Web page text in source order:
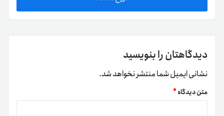
دیدگاهتان را بنویسید
نشانی ایمیل شما منتشر نخواهد شد.
متن دیدگاه*